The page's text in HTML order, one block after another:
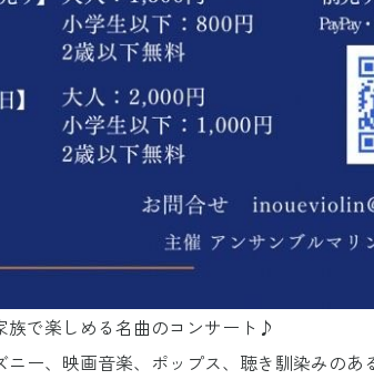
族で楽しめる名曲のコンサート♪
ー、映画音楽、ポップス、聴き馴染みのあ